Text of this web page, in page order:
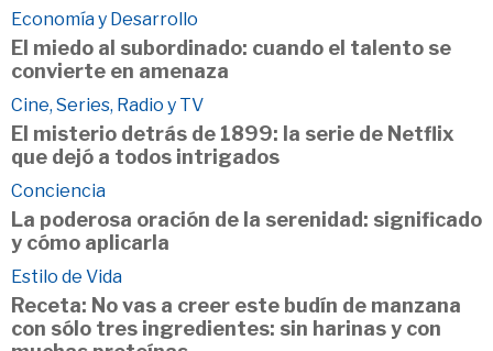
Economía y Desarrollo
El miedo al subordinado: cuando el talento se
convierte en amenaza
Cine, Series, Radio y TV
El misterio detrás de 1899: la serie de Netflix
que dejó a todos intrigados
Conciencia
La poderosa oración de la serenidad: significado
y cómo aplicarla
Estilo de Vida
Receta: No vas a creer este budín de manzana
con sólo tres ingredientes: sin harinas y con